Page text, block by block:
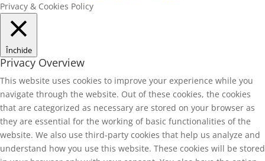
Privacy & Cookies Policy
Închide
Privacy Overview
This website uses cookies to improve your experience while you
navigate through the website. Out of these cookies, the cookies
that are categorized as necessary are stored on your browser as
they are essential for the working of basic functionalities of the
website. We also use third-party cookies that help us analyze and
understand how you use this website. These cookies will be stored